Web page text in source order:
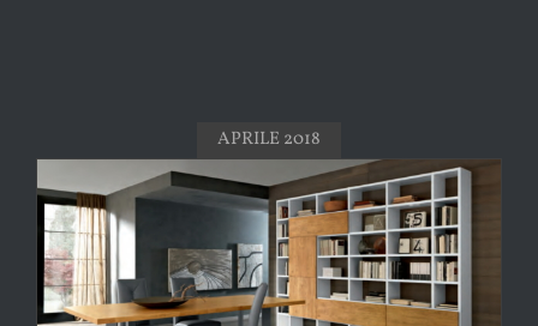
APRILE 2018